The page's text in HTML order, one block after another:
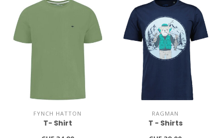
FYNCH HATTON
T- Shirt
RAGMAN
T - Shirts